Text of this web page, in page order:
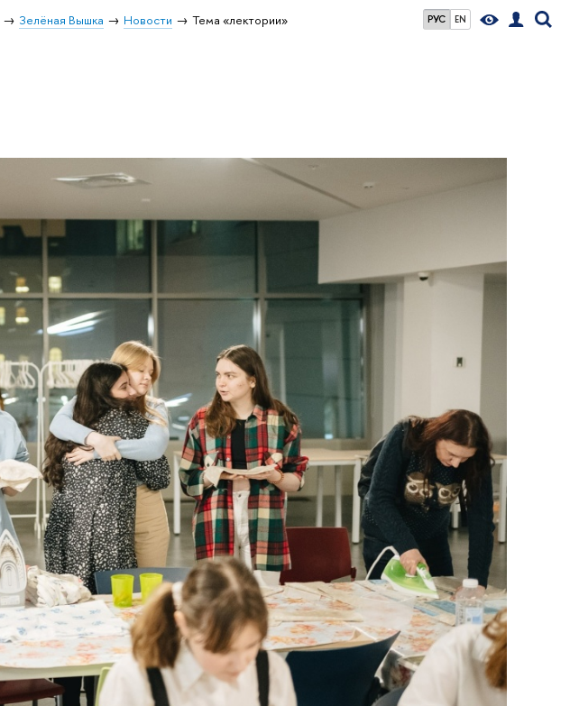
РУС EN
Зелёная Вышка Новости Тема «лектории»